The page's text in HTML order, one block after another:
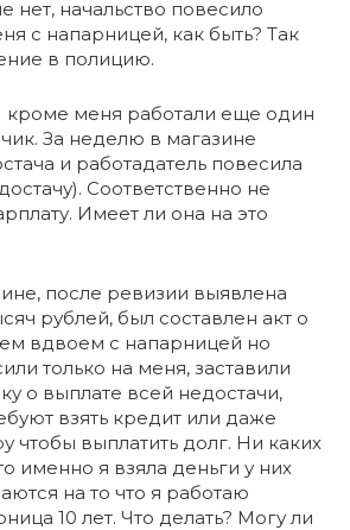
нет, начальство повесило
с напарницей, как быть? Так
в полицию.
кроме меня работали еще один
За неделю в магазине
и работадатель повесила
Соответственно не
Имеет ли она на это
после ревизии выявлена
рублей, был составлен акт о
вдвоем с напарницей но
только на меня, заставили
о выплате всей недостачи,
взять кредит или даже
чтобы выплатить долг. Ни каких
именно я взяла деньги у них
на то что я работаю
10 лет. Что делать? Могу ли